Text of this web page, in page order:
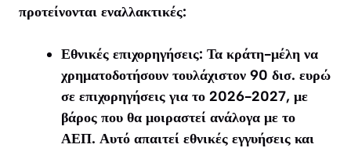
προτείνονται εναλλακτικές:
Εθνικές επιχορηγήσεις: Τα κράτη-μέλη να
χρηματοδοτήσουν τουλάχιστον 90 δισ. ευρώ
σε επιχορηγήσεις για το 2026-2027, με
βάρος που θα μοιραστεί ανάλογα με το
ΑΕΠ. Αυτό απαιτεί εθνικές εγγυήσεις και